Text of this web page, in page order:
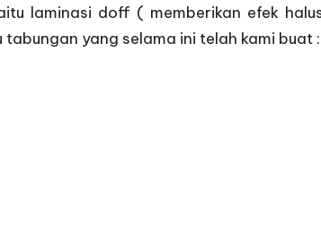
laminasi doff ( memberikan efek
yang selama ini telah kami buat :